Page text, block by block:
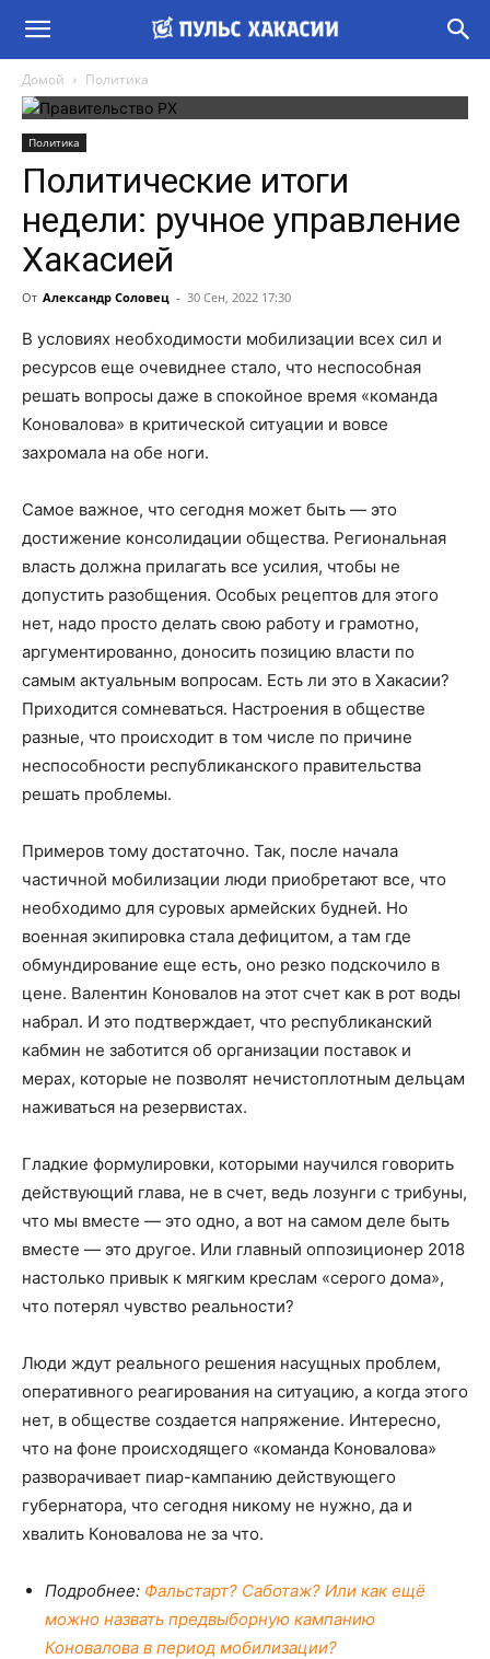
Домой Политика
Политика
Политические итоги
недели: ручное управление
Хакасией
От Александр Соловец - 30 Сен, 2022 17:30
В условиях необходимости мобилизации всех сил и
ресурсов еще очевиднее стало, что неспособная
решать вопросы даже в спокойное время «команда
Коновалова» в критической ситуации и вовсе
захромала на обе ноги.
Самое важное, что сегодня может быть — это
достижение консолидации общества. Региональная
власть должна прилагать все усилия, чтобы не
допустить разобщения. Особых рецептов для этого
нет, надо просто делать свою работу и грамотно,
аргументированно, доносить позицию власти по
самым актуальным вопросам. Есть ли это в Хакасии?
Приходится сомневаться. Настроения в обществе
разные, что происходит в том числе по причине
неспособности республиканского правительства
решать проблемы.
Примеров тому достаточно. Так, после начала
частичной мобилизации люди приобретают все, что
необходимо для суровых армейских будней. Но
военная экипировка стала дефицитом, а там где
обмундирование еще есть, оно резко подскочило в
цене. Валентин Коновалов на этот счет как в рот воды
набрал. И это подтверждает, что республиканский
кабмин не заботится об организации поставок и
мерах, которые не позволят нечистоплотным дельцам
наживаться на резервистах.
Гладкие формулировки, которыми научился говорить
действующий глава, не в счет, ведь лозунги с трибуны,
что мы вместе — это одно, а вот на самом деле быть
вместе — это другое. Или главный оппозиционер 2018
настолько привык к мягким креслам «серого дома»,
что потерял чувство реальности?
Люди ждут реального решения насущных проблем,
оперативного реагирования на ситуацию, а когда этого
нет, в обществе создается напряжение. Интересно,
что на фоне происходящего «команда Коновалова»
разворачивает пиар-кампанию действующего
губернатора, что сегодня никому не нужно, да и
хвалить Коновалова не за что.
Подробнее: Фальстарт? Саботаж? Или как ещё
можно назвать предвыборную кампанию
Коновалова в период мобилизации?